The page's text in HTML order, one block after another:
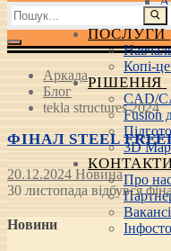
3D
ПОСЛУГИ
Копі-
РІШЕННЯ
CAD/
Fusion
3D
Про
Пошук:
Аркада
Блог
tekla structures 2024
ФІНАЛ STEEL
20.12.2024 Новина
30 листопада відбувся
Новини